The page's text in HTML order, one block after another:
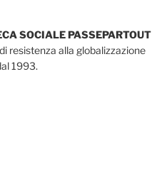
SOCIALE PASSEPARTOUT
resistenza alla globalizzazione
1993.